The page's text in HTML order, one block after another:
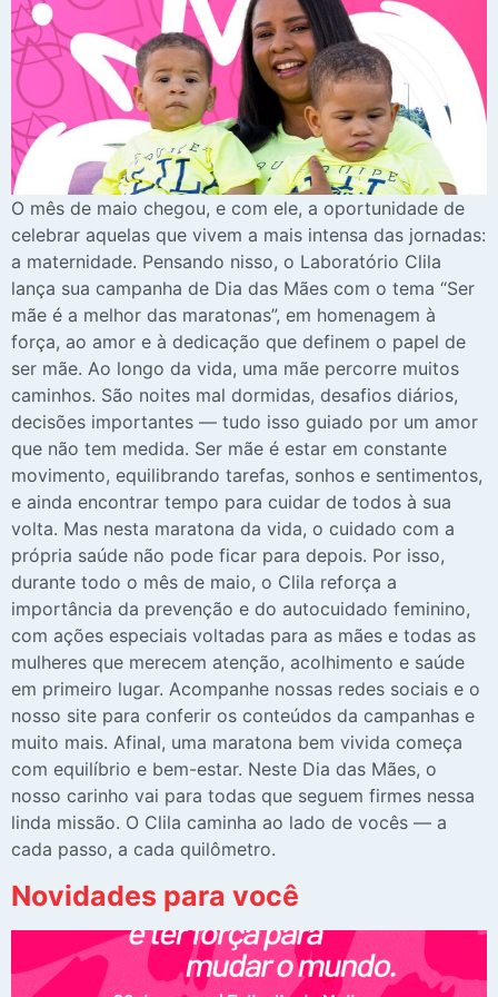
O mês de maio chegou, e com ele, a oportunidade de
celebrar aquelas que vivem a mais intensa das jornadas:
a maternidade. Pensando nisso, o Laboratório Clila
lança sua campanha de Dia das Mães com o tema “Ser
mãe é a melhor das maratonas”, em homenagem à
força, ao amor e à dedicação que definem o papel de
ser mãe. Ao longo da vida, uma mãe percorre muitos
caminhos. São noites mal dormidas, desafios diários,
decisões importantes — tudo isso guiado por um amor
que não tem medida. Ser mãe é estar em constante
movimento, equilibrando tarefas, sonhos e sentimentos,
e ainda encontrar tempo para cuidar de todos à sua
volta. Mas nesta maratona da vida, o cuidado com a
própria saúde não pode ficar para depois. Por isso,
durante todo o mês de maio, o Clila reforça a
importância da prevenção e do autocuidado feminino,
com ações especiais voltadas para as mães e todas as
mulheres que merecem atenção, acolhimento e saúde
em primeiro lugar. Acompanhe nossas redes sociais e o
nosso site para conferir os conteúdos da campanhas e
muito mais. Afinal, uma maratona bem vivida começa
com equilíbrio e bem-estar. Neste Dia das Mães, o
nosso carinho vai para todas que seguem firmes nessa
linda missão. O Clila caminha ao lado de vocês — a
cada passo, a cada quilômetro.
Novidades para você